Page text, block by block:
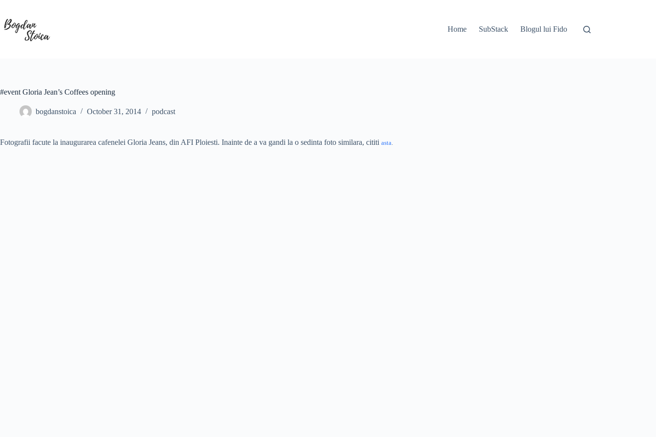
content
Home
SubStack Blogul lui Fido
#event Gloria Jean’s Coffees opening
bogdanstoica October 31, 2014 podcast
Fotografii facute la inaugurarea cafenelei Gloria Jeans, din AFI Ploiesti. Inainte de a va gandi la o sedinta foto similara, cititi asta.